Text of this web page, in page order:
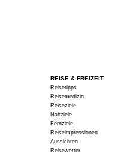
REISE & FREIZEIT
Reisetipps
Reisemedizin
Reiseziele
Nahziele
Fernziele
Reiseimpressionen
Aussichten
Reisewetter